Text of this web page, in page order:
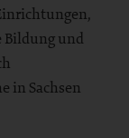
Bildung und
in Sachsen